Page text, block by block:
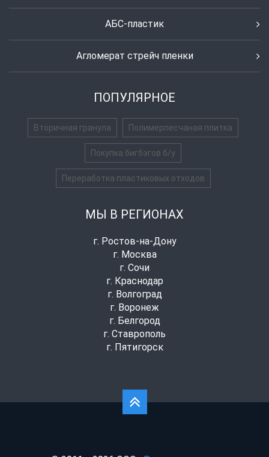
АБС-пластик
Агломерат стрейч пленки
ПОПУЛЯРНОЕ
Вторичная гранула Полимерпесчаная плитка
Покупка бигбэгов б/у
Переработка пластиковых отходов
МЫ В РЕГИОНАХ
г. Ростов-на-Дону
г. Москва
г. Сочи
г. Краснодар
г. Волгоград
г. Воронеж
г. Белгород
г. Ставрополь
г. Пятигорск